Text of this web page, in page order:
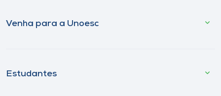
Venha para a Unoesc
Estudantes